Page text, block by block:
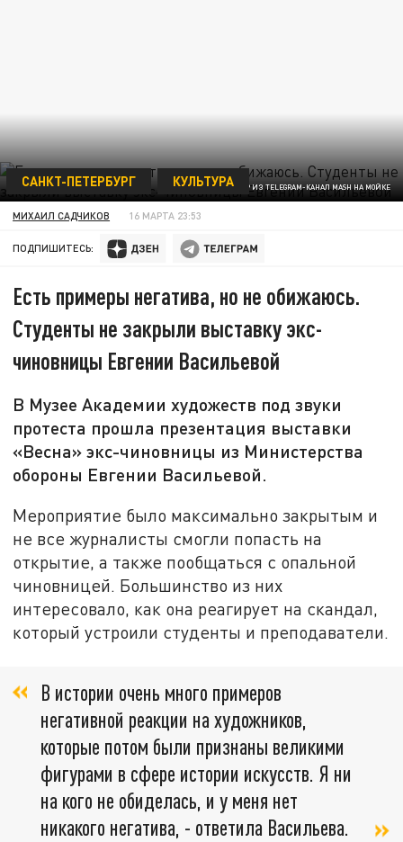
ФОТО: КАДР ИЗ TELEGRAM-КАНАЛ MASH НА МОЙКЕ
САНКТ-ПЕТЕРБУРГ КУЛЬТУРА
МИХАИЛ САДЧИКОВ 16 МАРТА 23:53
ПОДПИШИТЕСЬ:
Есть примеры негатива, но не обижаюсь.
Студенты не закрыли выставку экс-
чиновницы Евгении Васильевой
В Музее Академии художеств под звуки
протеста прошла презентация выставки
«Весна» экс-чиновницы из Министерства
обороны Евгении Васильевой.
Мероприятие было максимально закрытым и
не все журналисты смогли попасть на
открытие, а также пообщаться с опальной
чиновницей. Большинство из них
интересовало, как она реагирует на скандал,
который устроили студенты и преподаватели.
В истории очень много примеров
негативной реакции на художников,
которые потом были признаны великими
фигурами в сфере истории искусств. Я ни
на кого не обиделась, и у меня нет
никакого негатива, - ответила Васильева.